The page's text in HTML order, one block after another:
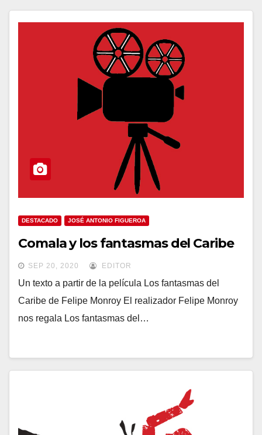
DESTACADO JOSÉ ANTONIO FIGUEROA
Comala y los fantasmas del Caribe
SEP 20, 2020 EDITOR
Un texto a partir de la película Los fantasmas del
Caribe de Felipe Monroy El realizador Felipe Monroy
nos regala Los fantasmas del…